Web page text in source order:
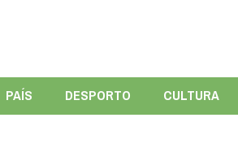
PAÍS DESPORTO CULTURA